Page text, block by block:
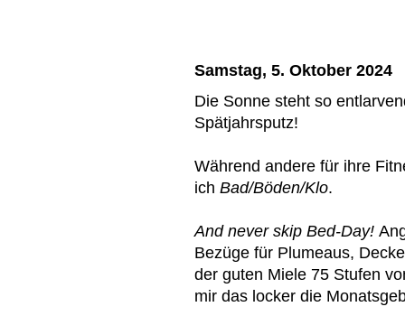
Samstag, 5. Oktober 2024
Die Sonne steht so
Spätjahrsputz!
Während andere für ihre
ich Bad/Böden/Klo.
And never skip Bed-Day!
Bezüge für Plumeaus,
der guten Miele 75 Stufen
mir das locker die